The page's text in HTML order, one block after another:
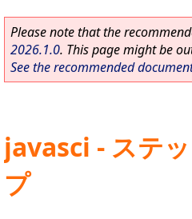
Please note that the
2026.1.0. This page might be
See the recommended
javasci - ステ
プ